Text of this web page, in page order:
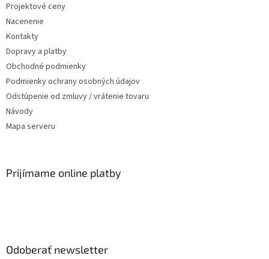
Projektové ceny
Nacenenie
Kontakty
Dopravy a platby
Obchodné podmienky
Podmienky ochrany osobných údajov
Odstúpenie od zmluvy / vrátenie tovaru
Návody
Mapa serveru
Prijímame online platby
Odoberať newsletter